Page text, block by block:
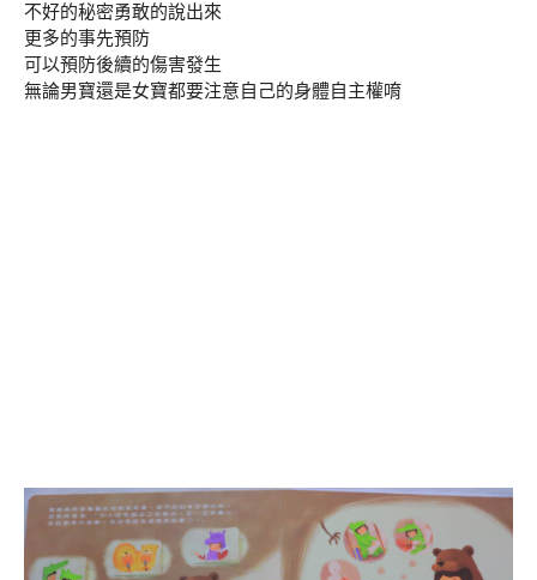
不好的秘密勇敢的說出來
更多的事先預防
可以預防後續的傷害發生
無論男寶還是女寶都要注意自己的身體自主權唷